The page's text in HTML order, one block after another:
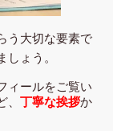
う大切な要素で
ょう。
ィールをご覧い
丁寧な挨拶か